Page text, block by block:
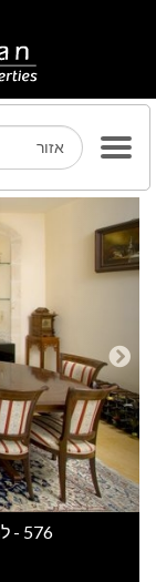
Next
576 - למכירה וילה מרהיבה ביפו העתיקה